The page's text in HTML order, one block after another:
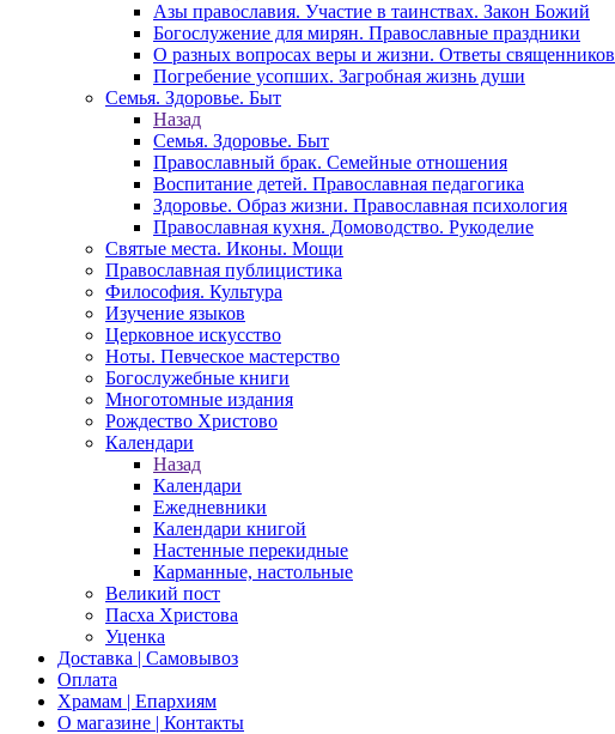
Азы православия. Участие в таинствах. Закон Божий
Богослужение для мирян. Православные праздники
О разных вопросах веры и жизни. Ответы священников
Погребение усопших. Загробная жизнь души
Семья. Здоровье. Быт
Назад
Семья. Здоровье. Быт
Православный брак. Семейные отношения
Воспитание детей. Православная педагогика
Здоровье. Образ жизни. Православная психология
Православная кухня. Домоводство. Рукоделие
Святые места. Иконы. Мощи
Православная публицистика
Философия. Культура
Изучение языков
Церковное искусство
Ноты. Певческое мастерство
Богослужебные книги
Многотомные издания
Рождество Христово
Календари
Назад
Календари
Ежедневники
Календари книгой
Настенные перекидные
Карманные, настольные
Великий пост
Пасха Христова
Уценка
Доставка | Самовывоз
Оплата
Храмам | Епархиям
О магазине | Контакты